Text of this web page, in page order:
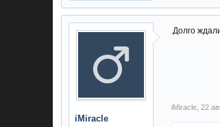
iMiracle
Долго
iMiracle 22